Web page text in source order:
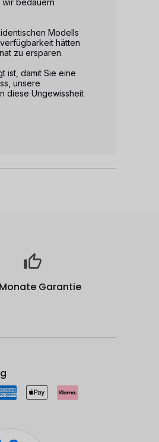
Modells
hätten
zu ersparen.
ist, damit Sie eine
unsere
diese Ungewissheit
Garantie